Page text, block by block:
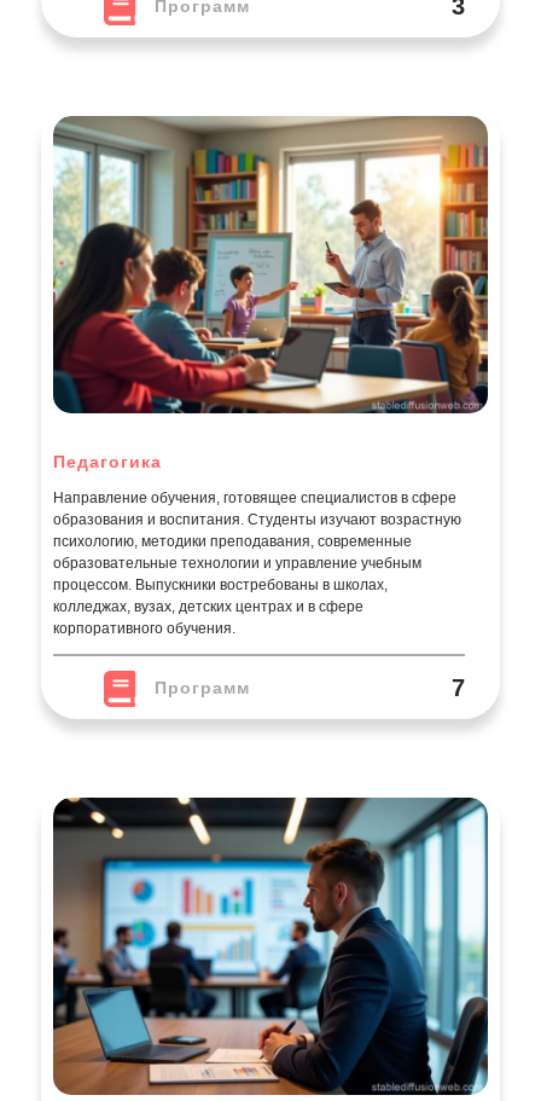
Педагогика
Направление обучения, готовящее специалистов в сфере
образования и воспитания. Студенты изучают возрастную
психологию, методики преподавания, современные
образовательные технологии и управление учебным
процессом. Выпускники востребованы в школах,
Программ 7
Менеджмент
Направление обучения, готовящее специалистов по
управлению бизнесом, проектами и персоналом. Студенты
изучают стратегическое планирование, экономику,
маркетинг, финансы и современные технологии
управления. Выпускники востребованы в коммерческих и